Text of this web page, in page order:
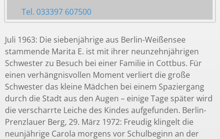
Tel. 033397 607500
Juli 1963: Die siebenjährige aus Berlin-Weißensee
stammende Marita E. ist mit ihrer neunzehnjährigen
Schwester zu Besuch bei einer Familie in Cottbus. Für
einen verhängnisvollen Moment verliert die große
Schwester das kleine Mädchen bei einem Spaziergang
durch die Stadt aus den Augen – einige Tage später wird
die verscharrte Leiche des Kindes aufgefunden. Berlin-
Prenzlauer Berg, 29. März 1972: Freudig klingelt die
neunjährige Carola morgens vor Schulbeginn an der